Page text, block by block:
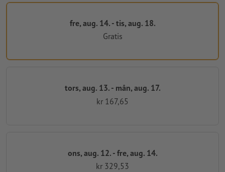
fre, aug. 14. - tis, aug. 18.
Gratis
tors, aug. 13. - mån, aug. 17.
kr 167,65
ons, aug. 12. - fre, aug. 14.
kr 329,53